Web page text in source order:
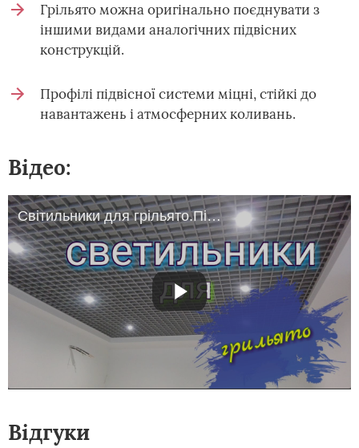
Грільято можна оригінально поєднувати з
іншими видами аналогічних підвісних
конструкцій.
Профілі підвісної системи міцні, стійкі до
навантажень і атмосферних коливань.
Відео:
Світильники для грільято.Підвісна стеля грільято.Fixtures for grilyato.Suspended grilyato.
Відгуки